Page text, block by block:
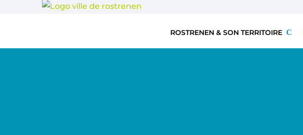
ROSTRENEN & SON TERRITOIRE